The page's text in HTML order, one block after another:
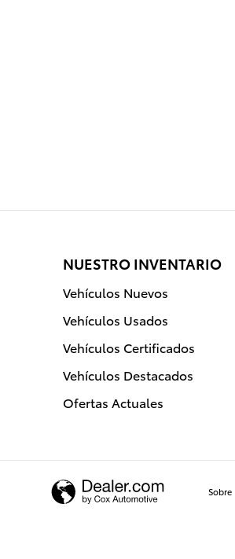
NUESTRO INVENTARIO
Vehículos Nuevos
Vehículos Usados
Vehículos Certificados
Vehículos Destacados
Ofertas Actuales
Sobre